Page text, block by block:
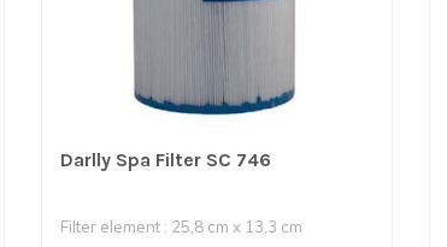
Darlly Spa Filter SC 746
Filter element : 25,8 cm x 13,3 cm